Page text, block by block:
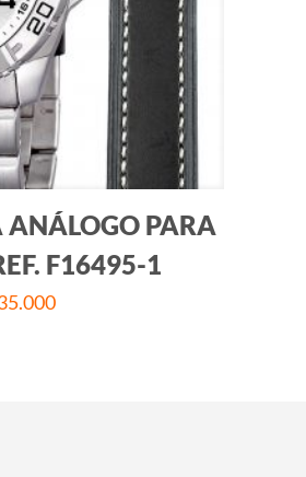
ANÁLOGO PARA
F16495-1